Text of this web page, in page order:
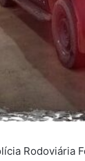
Rodoviária